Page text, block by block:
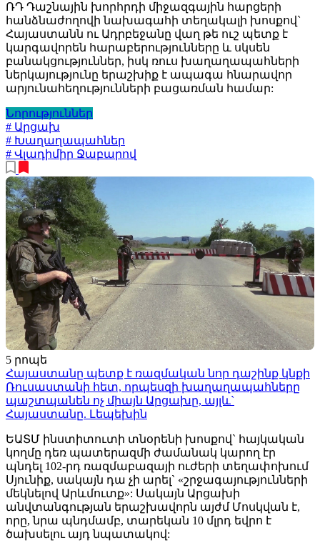
ՌԴ Դաշնային խորհրդի միջազգային հարցերի
հանձնաժողովի նախագահի տեղակալի խոսքով`
Հայաստանն ու Ադրբեջանը վաղ թե ուշ պետք է
կարգավորեն հարաբերությունները և սկսեն
բանակցություններ, իսկ ռուս խաղաղապահների
ներկայությունը երաշխիք է ապագա հնարավոր
արյունահեղությունների բացառման համար:
Նորություններ
# Արցախ
# Խաղաղապահներ
# Վլադիմիր Ջաբարով
5 րոպե
Հայաստանը պետք է ռազմական նոր դաշինք կնքի
Ռուսաստանի հետ, որպեսզի խաղաղապահները
պաշտպանեն ոչ միայն Արցախը, այլև`
Հայաստանը. Լեպեխին
ԵԱՏՄ ինստիտուտի տնօրենի խոսքով` հայկական
կողմը դեռ պատերազմի ժամանակ կարող էր
պնդել 102-րդ ռազմաբազայի ուժերի տեղափոխում
Սյունիք, սակայն դա չի արել` «շրջագայությունների
մեկնելով Արևմուտք»: Սակայն Արցախի
անվտանգության երաշխավորն այժմ Մոսկվան է,
որը, նրա պնդմամբ, տարեկան 10 մլրդ եվրո է
ծախսելու այդ նպատակով: